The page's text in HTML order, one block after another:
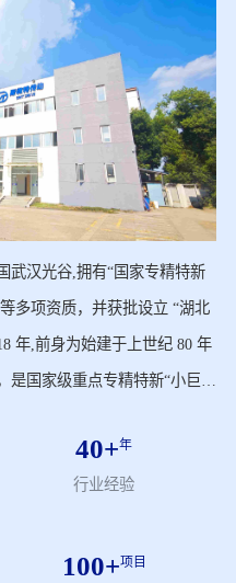
武汉光谷,拥有“国家专精特新
多项资质，并获批设立 “湖北
年,前身为始建于上世纪 80 年
是国家级重点专精特新“小巨
+ 产品矩阵” 的生产基地，
业与产品实现稳步提升。 院
品九大系列(扩充)共 400+ 规格
40+年
行业经验
100+项目